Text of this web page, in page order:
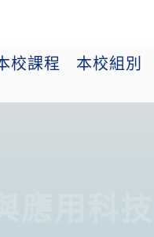
校課程 本校組別